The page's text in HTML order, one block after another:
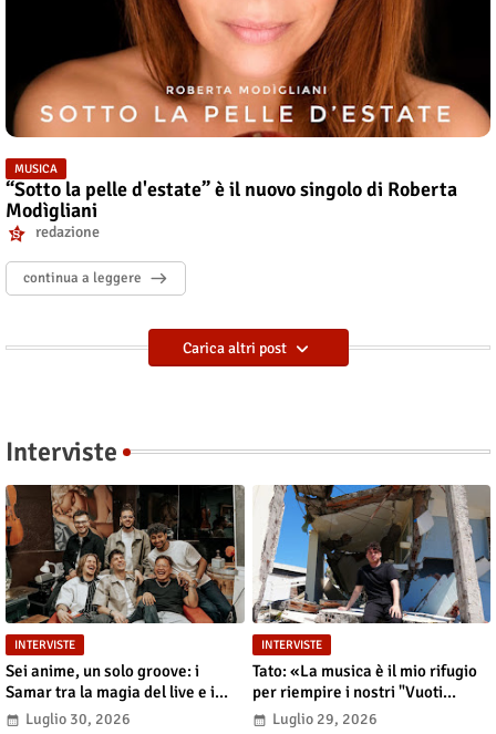
MUSICA
“Sotto la pelle d'estate” è il nuovo singolo di Roberta
Modìgliani
redazione
continua a leggere
Carica altri post
Interviste
INTERVISTE
Sei anime, un solo groove: i
Samar tra la magia del live e i
grandi sogni
Luglio 30, 2026
INTERVISTE
Tato: «La musica è il mio rifugio
per riempire i nostri "Vuoti
digitali"»
Luglio 29, 2026